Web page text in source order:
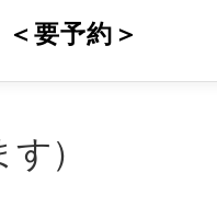
要予約＞
）